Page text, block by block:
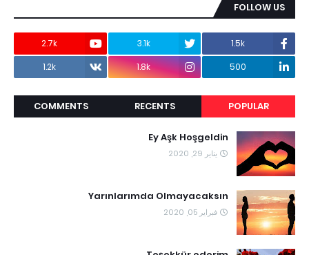
FOLLOW US
1.5k
3.1k
2.7k
500
1.8k
1.2k
POPULAR
RECENTS
COMMENTS
Ey Aşk Hoşgeldin
يناير 29, 2020
Yarınlarımda Olmayacaksın
فبراير 05, 2020